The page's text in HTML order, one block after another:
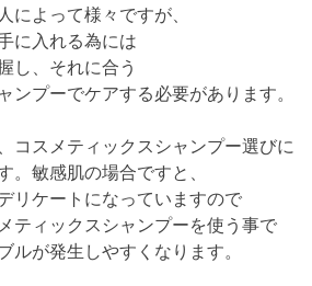
によって様々ですが、
に入れる為には
し、それに合う
ンプーでケアする必要があります。
コスメティックスシャンプー選びに
。敏感肌の場合ですと、
リケートになっていますので
ティックスシャンプーを使う事で
ルが発生しやすくなります。